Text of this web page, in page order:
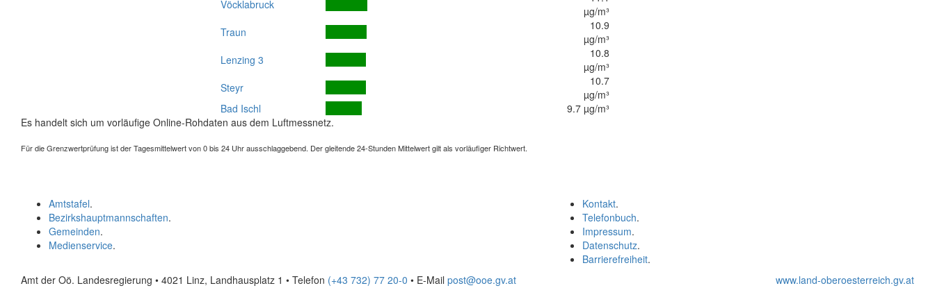
Vöcklabruck
µg/m³
Traun
10.9
µg/m³
Lenzing 3
10.8
µg/m³
Steyr
10.7
µg/m³
Bad Ischl
9.7 µg/m³
Es handelt sich um vorläufige Online-Rohdaten aus dem Luftmessnetz.
Für die Grenzwertprüfung ist der Tagesmittelwert von 0 bis 24 Uhr ausschlaggebend. Der gleitende 24-Stunden Mittelwert gilt als vorläufiger Richtwert.
Kontakt.
Telefonbuch.
Impressum.
Datenschutz.
Barrierefreiheit.
Amtstafel.
Bezirkshauptmannschaften.
Gemeinden.
Medienservice.
Amt der Oö. Landesregierung • 4021 Linz, Landhausplatz 1 • Telefon (+43 732) 77 20-0 • E-Mail post@ooe.gv.at www.land-oberoesterreich.gv.at